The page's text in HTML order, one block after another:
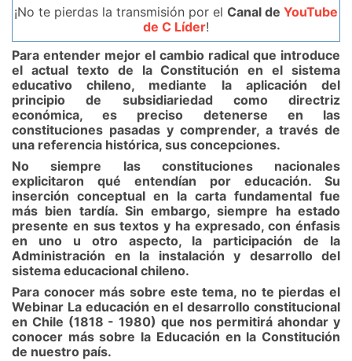
¡No te pierdas la transmisión por el Canal de YouTube
de C Líder!
Para entender mejor el cambio radical que introduce
el actual texto de la Constitución en el sistema
educativo chileno, mediante la aplicación del
principio de subsidiariedad como directriz
económica, es preciso detenerse en las
constituciones pasadas y comprender, a través de
una referencia histórica, sus concepciones.
No siempre las constituciones nacionales
explicitaron qué entendían por educación. Su
inserción conceptual en la carta fundamental fue
más bien tardía. Sin embargo, siempre ha estado
presente en sus textos y ha expresado, con énfasis
en uno u otro aspecto, la participación de la
Administración en la instalación y desarrollo del
sistema educacional chileno.
Para conocer más sobre este tema, no te pierdas el
Webinar La educación en el desarrollo constitucional
en Chile (1818 - 1980) que nos permitirá ahondar y
conocer más sobre la Educación en la Constitución
de nuestro país.